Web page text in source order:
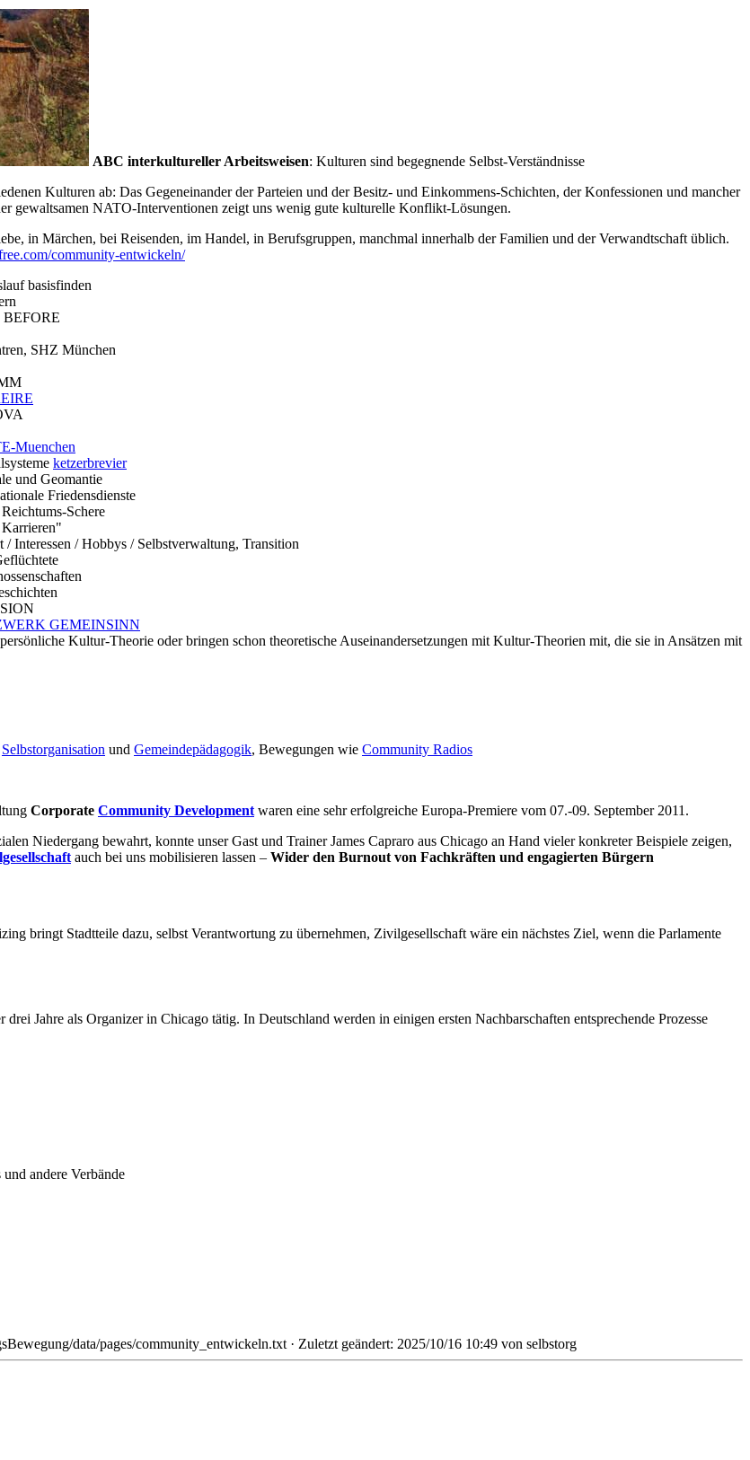
ABC interkultureller Arbeitsweisen: Kulturen sind begegnende Selbst-Verständnisse
Kulturen ab: Das Gegeneinander der Parteien und der Besitz- und Einkommens-Schichten, der Konfessionen und mancher
gewaltsamen NATO-Interventionen zeigt uns wenig gute kulturelle Konflikt-Lösungen.
in Märchen, bei Reisenden, im Handel, in Berufsgruppen, manchmal innerhalb der Familien und der Verwandtschaft üblich.
community-entwickeln/
basisfinden
BEFORE
SHZ München
Muenchen
ketzerbrevier
und Geomantie
Friedensdienste
Schere
Interessen / Hobbys / Selbstverwaltung, Transition
GEMEINSINN
Kultur-Theorie oder bringen schon theoretische Auseinandersetzungen mit Kultur-Theorien mit, die sie in Ansätzen mit
Selbstorganisation und Gemeindepädagogik, Bewegungen wie Community Radios
Corporate Community Development waren eine sehr erfolgreiche Europa-Premiere vom 07.-09. September 2011.
Niedergang bewahrt, konnte unser Gast und Trainer James Capraro aus Chicago an Hand vieler konkreter Beispiele zeigen,
auch bei uns mobilisieren lassen – Wider den Burnout von Fachkräften und engagierten Bürgern
bringt Stadtteile dazu, selbst Verantwortung zu übernehmen, Zivilgesellschaft wäre ein nächstes Ziel, wenn die Parlamente
Jahre als Organizer in Chicago tätig. In Deutschland werden in einigen ersten Nachbarschaften entsprechende Prozesse
andere Verbände
data/pages/community_entwickeln.txt · Zuletzt geändert: 2025/10/16 10:49 von selbstorg